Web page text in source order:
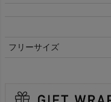
フリーサイズ